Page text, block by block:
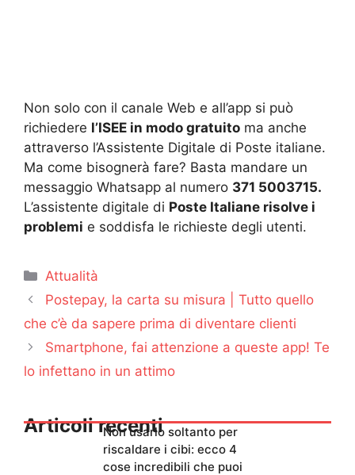
Non solo con il canale Web e all’app si può
richiedere l’ISEE in modo gratuito ma anche
attraverso l’Assistente Digitale di Poste italiane.
Ma come bisognerà fare? Basta mandare un
messaggio Whatsapp al numero 371 5003715.
L’assistente digitale di Poste Italiane risolve i
problemi e soddisfa le richieste degli utenti.
Categorie
Attualità
Postepay, la carta su misura | Tutto quello
che c’è da sapere prima di diventare clienti
Smartphone, fai attenzione a queste app! Te
lo infettano in un attimo
Articoli recentiNon usarlo soltanto per
riscaldare i cibi: ecco 4
cose incredibili che puoi